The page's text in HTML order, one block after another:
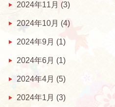
2024年11月 (3)
2024年10月 (4)
2024年9月 (1)
2024年6月 (1)
2024年4月 (5)
2024年1月 (3)